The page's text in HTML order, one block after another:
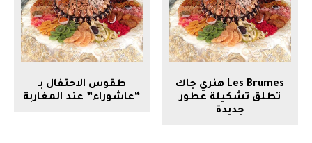
طقوس الاحتفال بـ
“عاشوراء” عند المغاربة
Les Brumes هنري جاك
تطلق تشكيلة عطور
جديدة